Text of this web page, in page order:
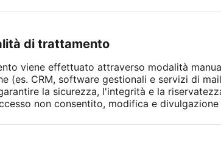
di trattamento
viene effettuato attraverso modalità
(es. CRM, software gestionali e servizi di
la sicurezza, l'integrità e la
non consentito, modifica e